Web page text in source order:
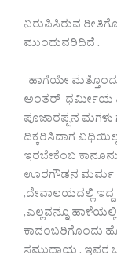
ನಿರುಪಿಸಿರುವ
ಮುಂದುವರಿದಿದೆ .
ಹಾಗೆಯೇ
ಅಂತರ್ ಧರ್ಮೀಯ
ಪೂಜಾರಪ್ಪನ
ದಿಕ್ಕರಿಸಿದಾಗ
ಇರಬೇಕೆಂಬ
ಊರಗೌಡನ ಮರ್ಮ
,ದೇವಾಲಯದಲ್ಲಿ
,ಎಲ್ಲವನ್ನೂ ಹಾಳೆಯಲ್ಲಿ
ಕಾದಂಬರಿಗೊಂದು
ಸಮುದಾಯ . ಇವರ